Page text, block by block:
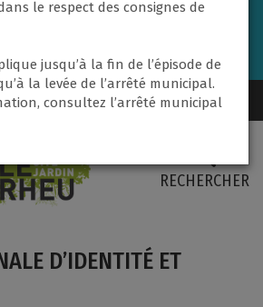
pas également de relayer et
nationale à destination des
à la solidarité est lancé.
02 99 60 71 31
RECHERCHER
D’IDENTITÉ ET
le respect des consignes de
jusqu’à la fin de l’épisode de
la levée de l’arrêté municipal.
consultez l’arrêté municipal